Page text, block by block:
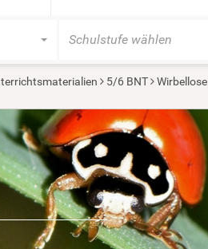
Schulstufe wählen
5/6 BNT Wirbellose